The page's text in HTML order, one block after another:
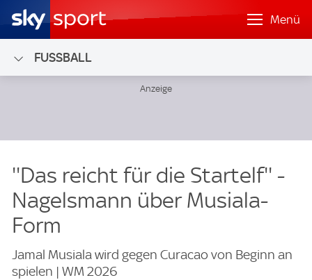
Menü
FUSSBALL
''Das reicht für die Startelf'' -
Nagelsmann über Musiala-
Form
Jamal Musiala wird gegen Curacao von Beginn an
spielen | WM 2026